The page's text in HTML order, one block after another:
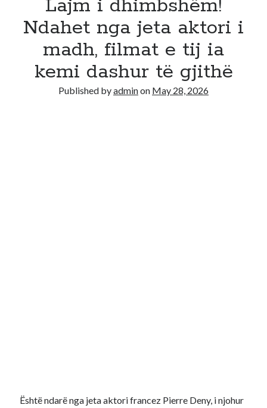
Lajm i dhimbshëm!
Ndahet nga jeta aktori i
madh, filmat e tij ia
kemi dashur të gjithë
Published byadminon May 28, 2026
Është ndarë nga jeta aktori francez Pierre Deny, i njohur